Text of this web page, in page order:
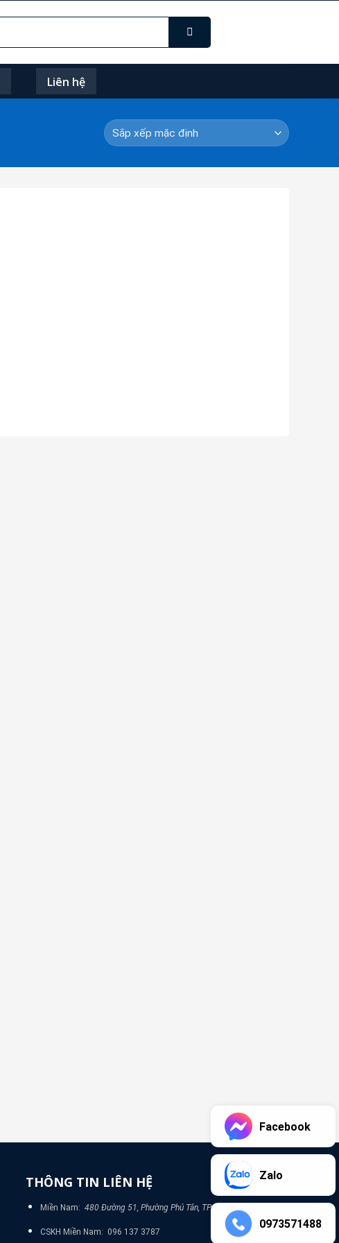
Liên hệ
THÔNG TIN LIÊN HỆ
Miền Nam: 480 Đường 51, Phường Phú Tân, TP Bình Dương
CSKH Miền Nam: 096 137 3787
Facebook
Zalo
0973571488